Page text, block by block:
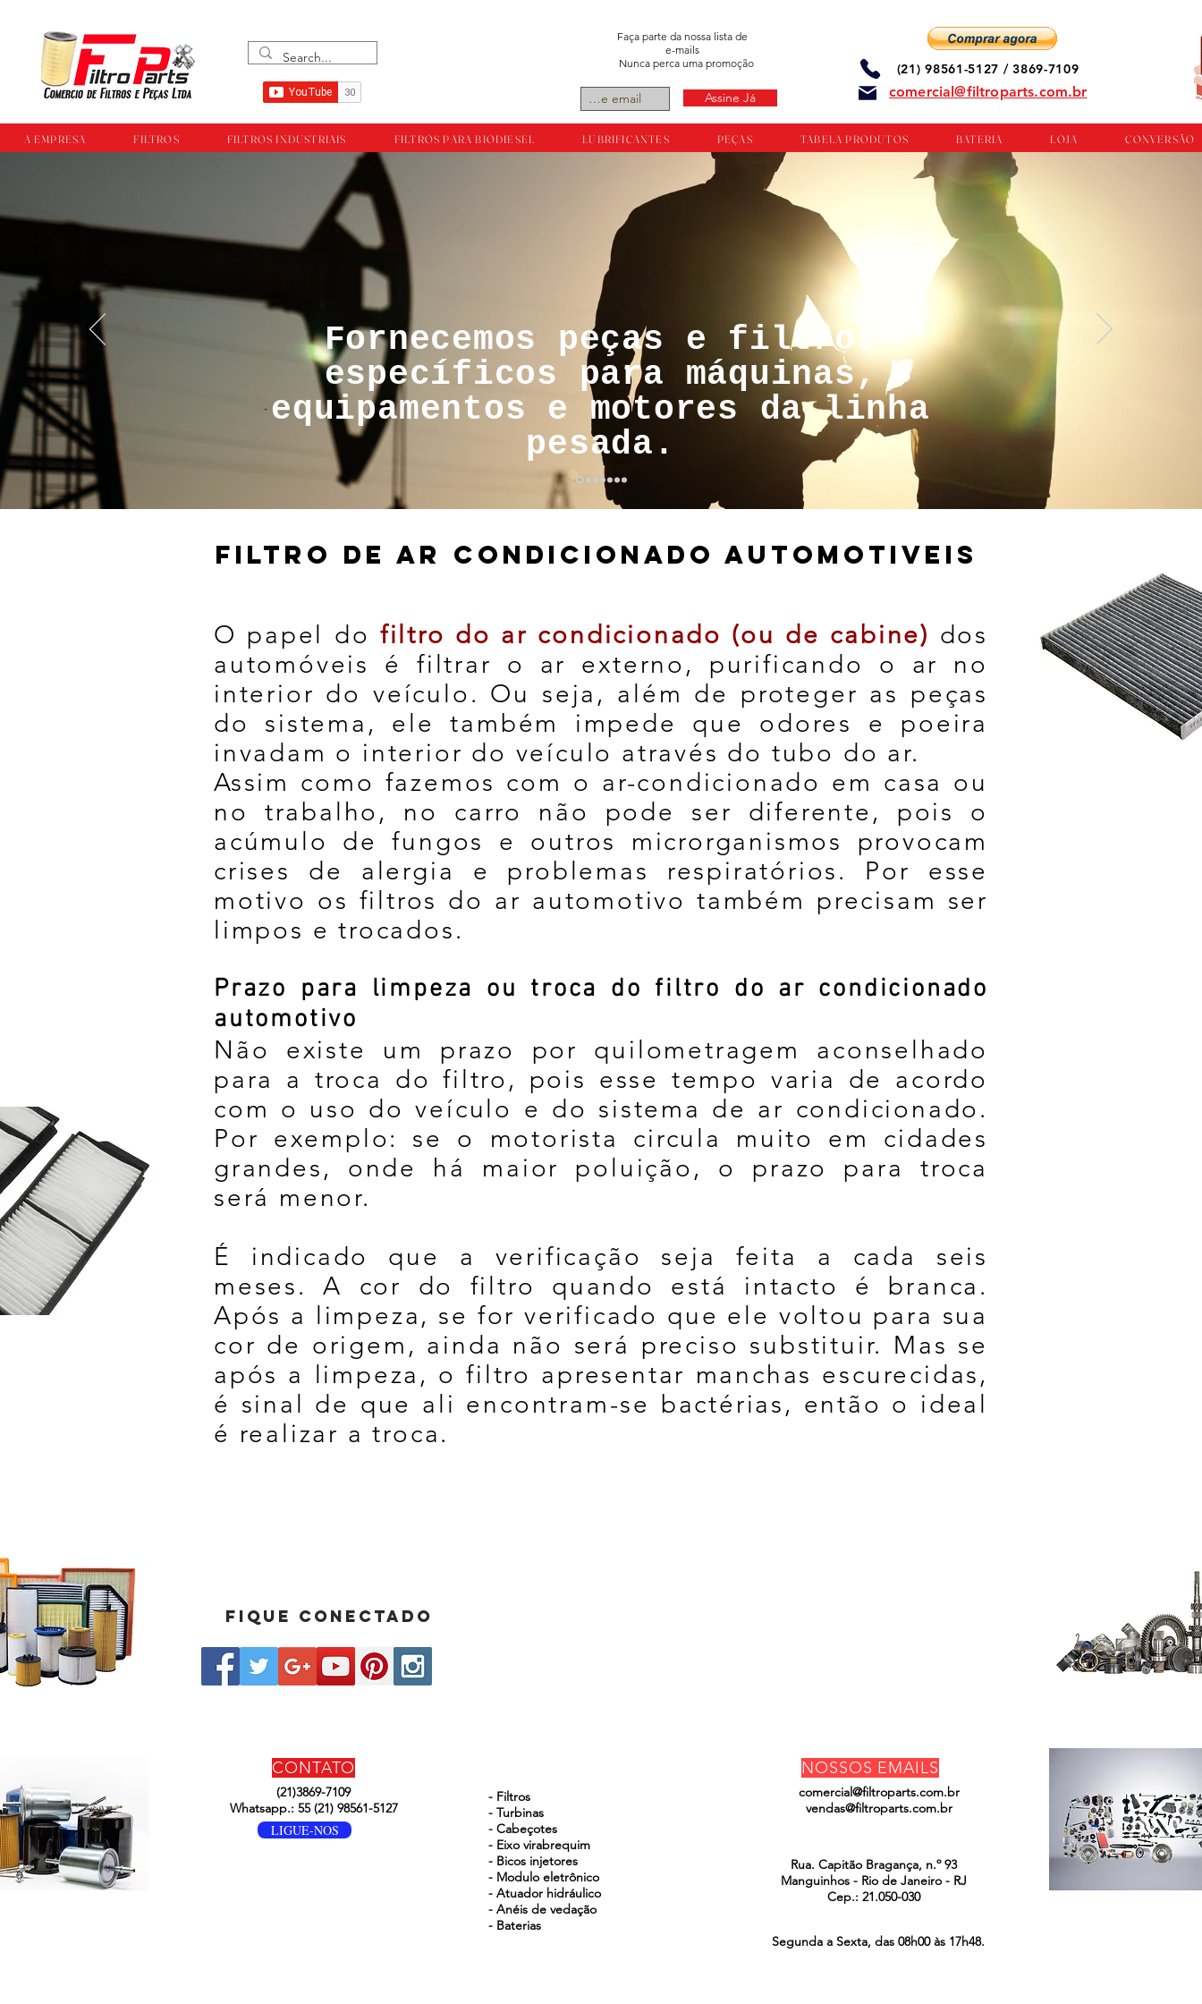
Faça parte da nossa lista de
e-mails
Nunca perca uma promoção
Assine Já
(21) 98561-5127 / 3869-7109
comercial@filtroparts.com.br
A EMPRESA FILTROS FILTROS INDUSTRIAIS FILTROS PARA BIODIESEL LUBRIFICANTES PEÇAS TABELA PRODUTOS BATERIA LOJA CONVERSÃO
™®©Todos os direitos reservador a
empresa Filtroparts.
Fornecemos peças e filtros
específicos para máquinas,
equipamentos e motores da linha
pesada.
FILTRO DE AR CONDICIONADO AUTOMOTIVEIS
O papel do filtro do ar condicionado (ou de cabine) dos
automóveis
é filtrar o ar externo, purificando o ar no
interior do veículo. Ou seja, além de proteger as peças
do sistema, ele também impede que odores e poeira
invadam o interior do veículo através do tubo do ar.
Assim como fazemos com o ar-condicionado em casa ou
no trabalho, no carro não pode ser diferente, pois o
acúmulo de fungos e outros microrganismos provocam
crises de alergia e problemas respiratórios. Por esse
motivo os filtros do ar automotivo também precisam ser
limpos e trocados.
Prazo para limpeza ou troca do filtro do ar condicionado
automotivo
Não existe um prazo por quilometragem aconselhado
para a troca do filtro, pois esse tempo varia de acordo
com o uso do veículo e do sistema de ar condicionado.
Por exemplo: se o motorista circula muito em cidades
grandes, onde há maior poluição, o prazo para troca
será menor.
É indicado que a verificação seja feita a cada seis
meses. A cor do filtro quando está intacto é branca.
Após a limpeza, se for verificado que ele voltou para sua
cor de origem, ainda não será preciso substituir. Mas se
após a limpeza, o filtro apresentar manchas escurecidas,
é sinal de que ali encontram-se bactérias, então o ideal
é realizar a troca.
Fique conectado
CONTATO
(21)3869-7109
Whatsapp.: 55 (21) 98561-5127
LIGUE-NOS
- Filtros
- Turbinas
- Cabeçotes
- Eixo virabrequim
- Bicos injetores
- Modulo eletrônico
- Atuador hidráulico
- Anéis de vedação
- Baterias
NOSSOS EMAILS
comercial@filtroparts.com.br
vendas@filtroparts.com.br
Rua. Capitão Bragança, n.º 93
Manguinhos - Rio de Janeiro - RJ
Cep.: 21.050-030
Segunda a Sexta, das 08h00 às 17h48.